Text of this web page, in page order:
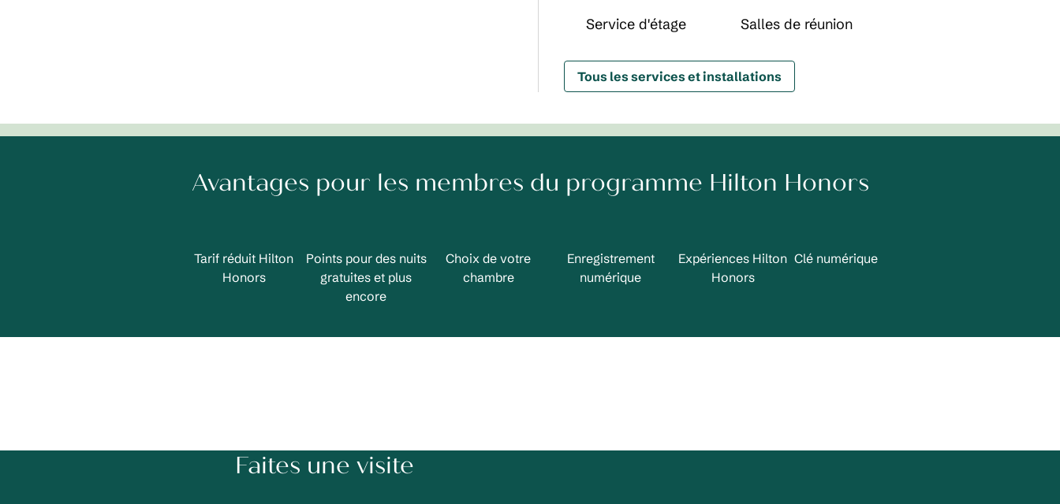
Service d'étage Salles de réunion
Tous les services et installations
Avantages pour les membres du programme Hilton Honors
Tarif réduit Hilton
Honors
Points pour des nuits
gratuites et plus
encore
Choix de votre
chambre
Enregistrement
numérique
Expériences Hilton
Honors
Clé numérique
Faites une visite